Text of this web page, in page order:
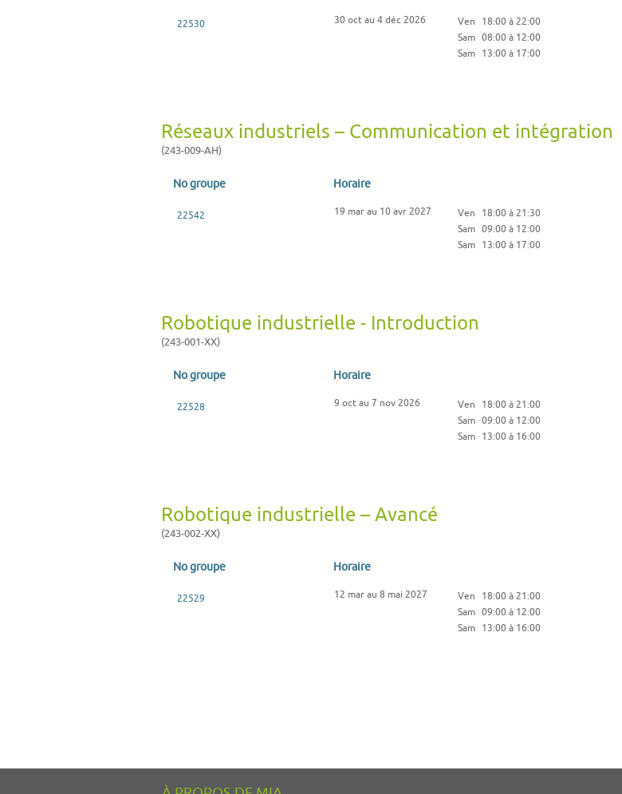
22530 30 oct au 4 déc 2026 Ven
18:00 à 22:00
Sam 08:00 à 12:00
Sam 13:00 à 17:00
Réseaux industriels – Communication et intégration
(243-009-AH)
No groupe Horaire
22542 19 mar au 10 avr 2027 Ven
18:00 à 21:30
Sam 09:00 à 12:00
Sam 13:00 à 17:00
Robotique industrielle - Introduction
(243-001-XX)
No groupe Horaire
22528 9 oct au 7 nov 2026 Ven
18:00 à 21:00
Sam 09:00 à 12:00
Sam 13:00 à 16:00
Robotique industrielle – Avancé
(243-002-XX)
No groupe Horaire
22529 12 mar au 8 mai 2027 Ven
18:00 à 21:00
Sam 09:00 à 12:00
Sam 13:00 à 16:00